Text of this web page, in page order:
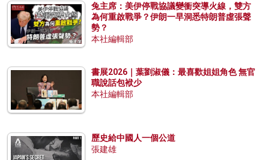
兔主席：美伊停戰協議變衝突導火線，雙方
為何重啟戰爭？伊朗一早洞悉特朗普虛張聲
勢？
本社編輯部
書展2026｜葉劉淑儀：最喜歡姐姐角色 無官
職說話包袱少
本社編輯部
歷史給中國人一個公道
張建雄